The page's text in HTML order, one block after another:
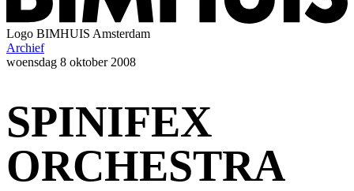
Logo BIMHUIS Amsterdam
Archief
woensdag 8 oktober 2008
SPINIFEX
ORCHESTRA